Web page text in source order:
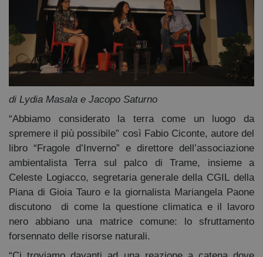
di Lydia Masala e Jacopo Saturno
“Abbiamo considerato la terra come un luogo da
spremere il più possibile” così Fabio Ciconte, autore del
libro “Fragole d’Inverno” e direttore dell’associazione
ambientalista Terra sul palco di Trame, insieme a
Celeste Logiacco, segretaria generale della CGIL della
Piana di Gioia Tauro e la giornalista Mariangela Paone
discutono di come la questione climatica e il lavoro
nero abbiano una matrice comune: lo sfruttamento
forsennato delle risorse naturali.